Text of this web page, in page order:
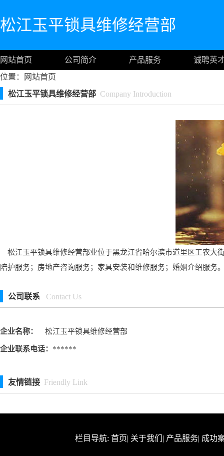
松江玉平锁具维修经营部
网站首页 公司简介 产品服务
诚聘英
位置：
网站首页
松江玉平锁具维修经营部 Company Introduction
松江玉平锁具维修经营部业位于黑龙江省哈尔滨市道里区工农大
陪护服务；房地产咨询服务；家具安装和维修服务；婚姻介绍服务
公司联系 Contact Us
企业名称： 松江玉平锁具维修经营部
企业联系电话： ******
友情链接 Friendly Link
栏目导航: 首页| 关于我们 | 产品服务| 成功